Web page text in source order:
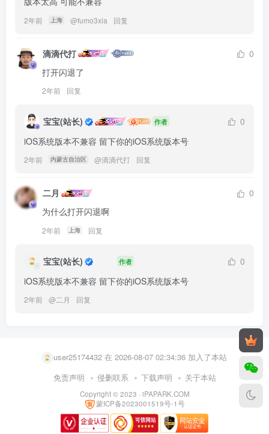
2年前 上海 @fumo3xia 回复
滴滴代打
0
打开闪退了
2年前 回复
宝宝(站长) 作者
0
iOS系统版本不兼容 留下你的iOS系统版本号
2年前 内蒙古自治区 @滴滴代打 回复
二月
0
为什么打开闪退啊
2年前 上海 回复
宝宝(站长) 作者
0
iOS系统版本不兼容 留下你的iOS系统版本号
2年前 @二月 回复
user25174432 在 2026-08-07 02:34:36 加入了本站
111222hzy 在 2026-08-07 02:33:56 加入了本站
9I一吻 在 2026-08-07 02:33:21 加入了本站
user39692269 在 2026-08-07 02:29:28 加入了本站
免责声明 侵删联系 下载声明 关于本站
Copyright © 2023 · iPAPARK.COM
蒙ICP备2023001519号-1号